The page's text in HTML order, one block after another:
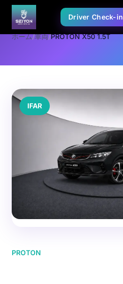
Driver Check-in
ホーム/車両/PROTON X50 1.5T
IFAR
PROTON